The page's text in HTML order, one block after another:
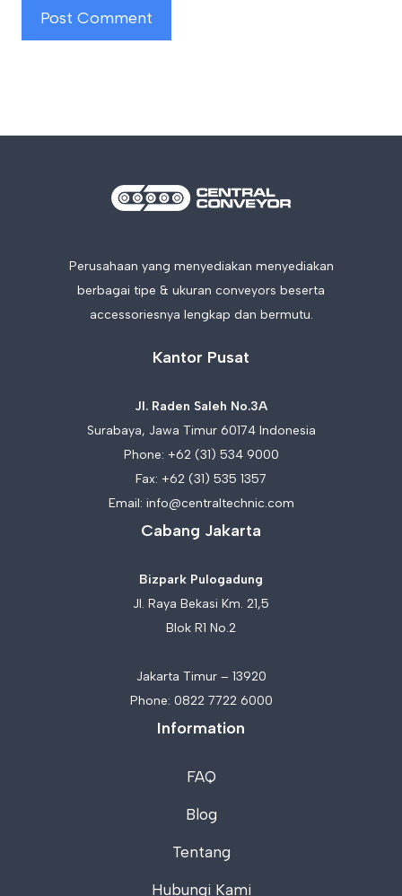
Perusahaan yang menyediakan menyediakan
berbagai tipe & ukuran conveyors beserta
accessoriesnya lengkap dan bermutu.
Kantor Pusat
Jl. Raden Saleh No.3A
Surabaya, Jawa Timur 60174 Indonesia
Phone: +62 (31) 534 9000
Fax: +62 (31) 535 1357
Email: info@centraltechnic.com
Cabang Jakarta
Bizpark Pulogadung
Jl. Raya Bekasi Km. 21,5
Blok R1 No.2
Jakarta Timur – 13920
Phone: 0822 7722 6000
Information
FAQ
Blog
Tentang
Hubungi Kami